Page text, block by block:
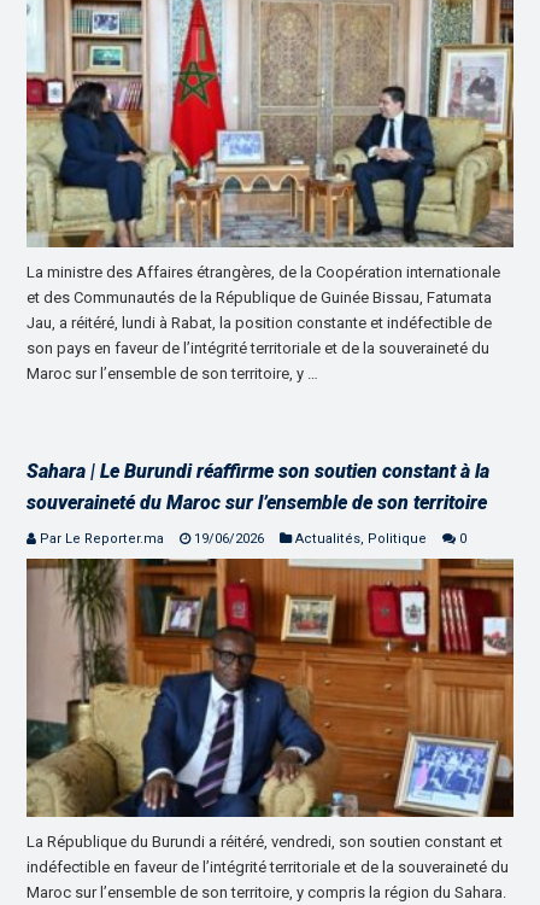
La ministre des Affaires étrangères, de la Coopération internationale
et des Communautés de la République de Guinée Bissau, Fatumata
Jau, a réitéré, lundi à Rabat, la position constante et indéfectible de
son pays en faveur de l’intégrité territoriale et de la souveraineté du
Maroc sur l’ensemble de son territoire, y …
Sahara | Le Burundi réaffirme son soutien constant à la
souveraineté du Maroc sur l’ensemble de son territoire
Par Le Reporter.ma 19/06/2026 Actualités, Politique 0
La République du Burundi a réitéré, vendredi, son soutien constant et
indéfectible en faveur de l’intégrité territoriale et de la souveraineté du
Maroc sur l’ensemble de son territoire, y compris la région du Sahara.